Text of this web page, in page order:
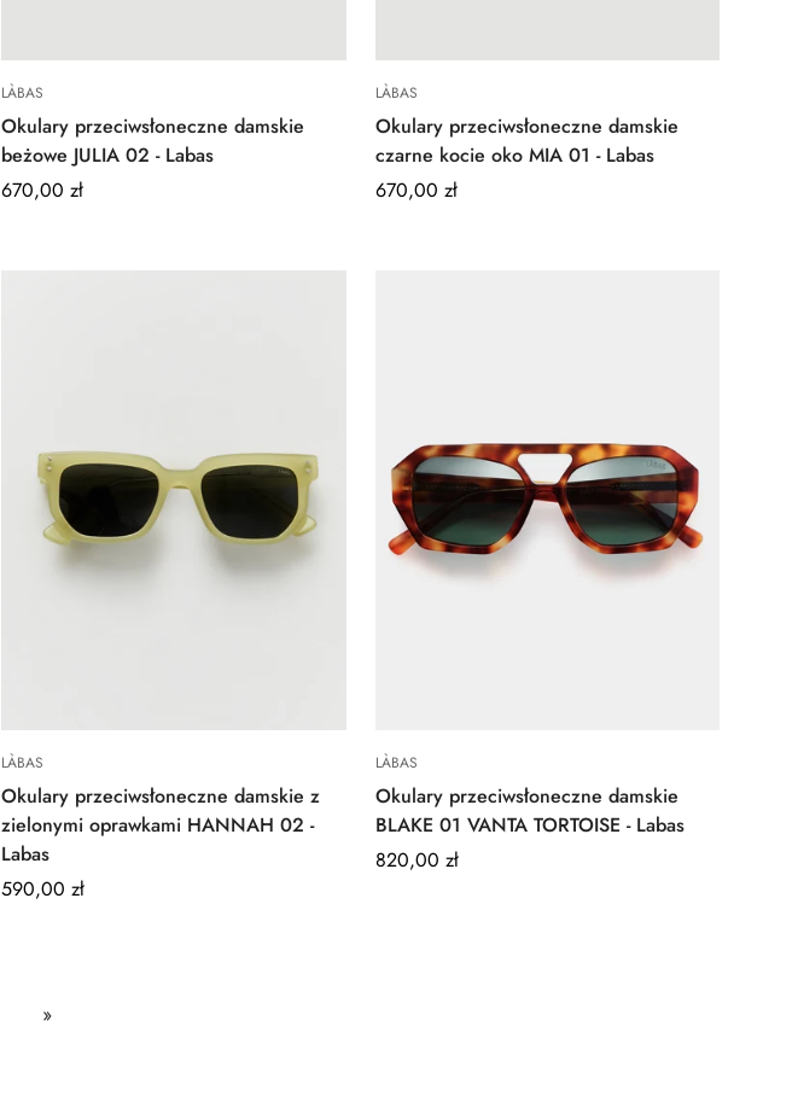
LÀBAS
Okulary przeciwsłoneczne damskie
beżowe JULIA 02 - Labas
Regular
670,00 zł
LÀBAS
Okulary przeciwsłoneczne damskie
czarne kocie oko MIA 01 - Labas
Regular
670,00 zł
LÀBAS
Okulary przeciwsłoneczne damskie z
zielonymi oprawkami HANNAH 02 -
Labas
Regular
590,00 zł
LÀBAS
Okulary przeciwsłoneczne damskie
BLAKE 01 VANTA TORTOISE - Labas
Regular
820,00 zł
»